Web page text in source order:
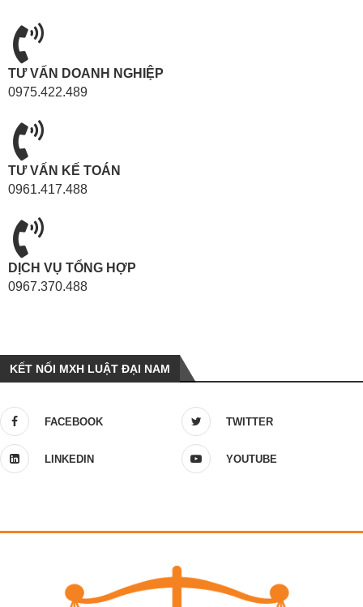
TƯ VẤN DOANH NGHIỆP
0975.422.489
TƯ VẤN KẾ TOÁN
0961.417.488
DỊCH VỤ TỔNG HỢP
0967.370.488
KẾT NỐI MXH LUẬT ĐẠI NAM
FACEBOOK TWITTER
LINKEDIN YOUTUBE